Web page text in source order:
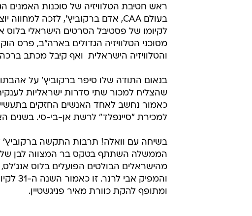
ראש חטיבת הטלוויזיה של סוכנות האמנים
לקיומו של פסטיבל הסרטים הישראלי
מסוכני הטלוויזיה הגדולים בארה"ב, פרס
והטלוויזיה הישראלית  ואף קיבל מכתב
בנאום התודה שלו סיפר ברקוביץ' על
שהצליח למכור שתי סדרות ישראליות
כאמור נחשב לאחד האנשים החזקים
למכירת "סיינפלד" לרשת אן-בי-סי. בשנים
בשיחה עם וואלה! תרבות התקשה
הממשלה השתתף בטקס בר המצווה לבן
מהישראלים הבולטים הפועלים בלוס
ומתופף להקת כוורת מאיר פניגשטיין.